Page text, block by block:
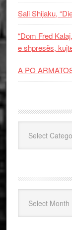
Sali Shijaku,
“Dom Fred
e shpresës,
A PO